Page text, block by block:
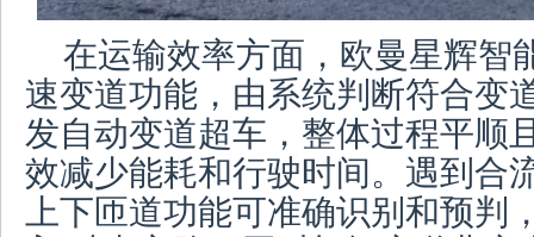
在运输效率方面，欧曼星辉智
速变道功能，由系统判断符合变
发自动变道超车，整体过程平顺
效减少能耗和行驶时间。遇到合
上下匝道功能可准确识别和预判